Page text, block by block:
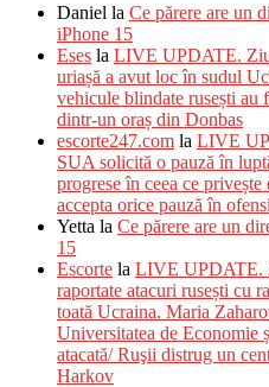
Daniel la Ce părere are un
iPhone 15
Eses la LIVE UPDATE.
uriașă a avut loc în sudul
vehicule blindate rusești
dintr-un oraș din Donbas
escorte247.com la LIVE
SUA solicită o pauză în
progrese în ceea ce
accepta orice pauză în
Yetta la Ce părere are un
15
Escorte la LIVE UPDATE.
raportate atacuri rusești cu
toată Ucraina. Maria
Universitatea de Economie
atacată/ Ruşii distrug un
Harkov